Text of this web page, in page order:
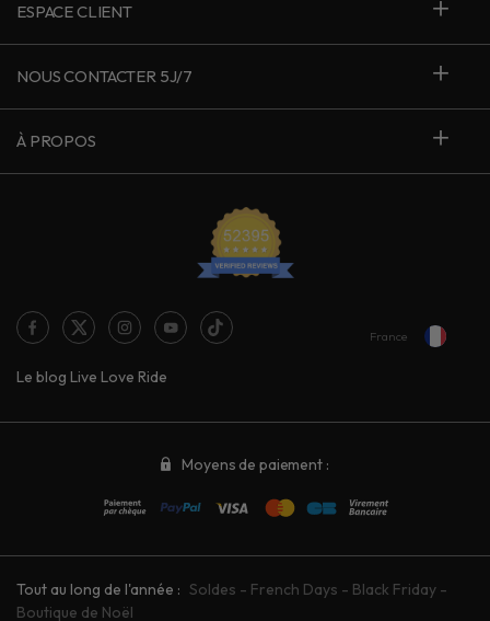
ESPACE CLIENT
NOUS CONTACTER 5J/7
À PROPOS
Le blog Live Love Ride
France
Moyens de paiement :
Tout au long de l'année : Soldes - French Days - Black Friday -
Boutique de Noël